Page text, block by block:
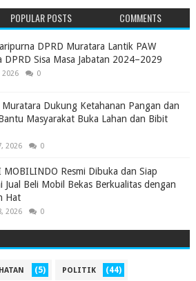
POPULAR POSTS COMMENTS
DPRD Muratara Lantik PAW
DPRD Sisa Masa Jabatan 2024–2029
2026 0
Muratara Dukung Ketahanan Pangan dan
Masyarakat Buka Lahan dan Bibit
2026 0
MOBILINDO Resmi Dibuka dan Siap
Jual Beli Mobil Bekas Berkualitas dengan
Hat
2026 0
(5) POLITIK (44)